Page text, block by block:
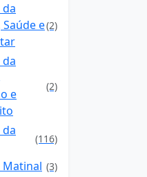
e(2)
e
(2)
(116)
Matinal (3)